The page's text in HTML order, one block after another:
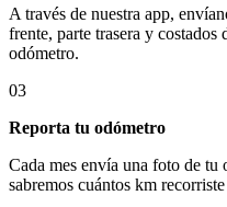
A través de nuestra app,
frente, parte trasera y
odómetro.
03
Reporta tu odómetro
Cada mes envía una foto de tu
sabremos cuántos km